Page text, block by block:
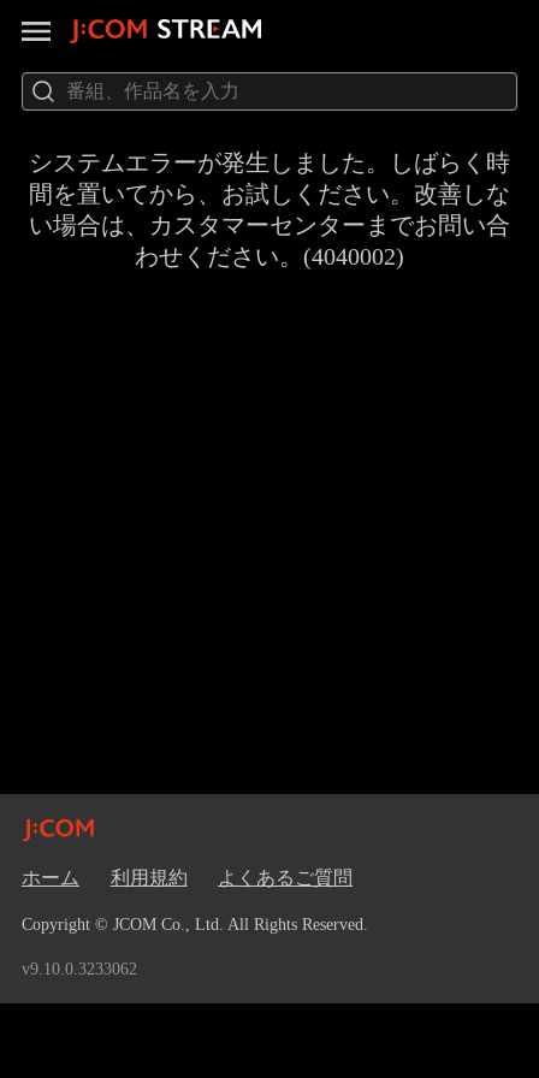
システムエラーが発生しました。しばらく時
間を置いてから、お試しください。改善しな
い場合は、カスタマーセンターまでお問い合
わせください。(4040002)
ホーム 利用規約 よくあるご質問
Copyright © JCOM Co., Ltd. All Rights Reserved.
v9.10.0.3233062